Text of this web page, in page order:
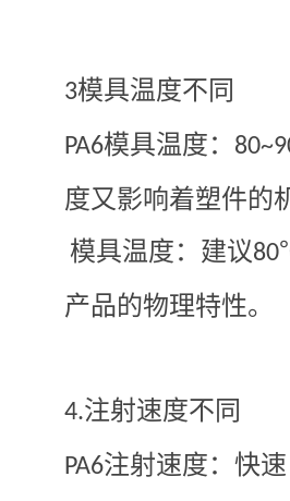
3模具温度不同
PA6模具温度：
度又影响着塑件的
模具温度：建议80
产品的物理特性。
4.注射速度不同
PA6注射速度：快